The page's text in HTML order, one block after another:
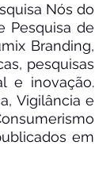
Nós do
Pesquisa de
Branding,
pesquisas
e inovação.
Vigilância e
em